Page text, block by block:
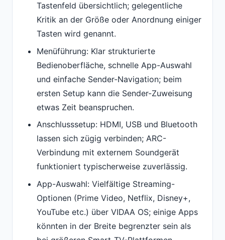
Tastenfeld übersichtlich; gelegentliche
Kritik an der Größe oder Anordnung einiger
Tasten wird genannt.
Menüführung: Klar strukturierte
Bedienoberfläche, schnelle App-Auswahl
und einfache Sender-Navigation; beim
ersten Setup kann die Sender-Zuweisung
etwas Zeit beanspruchen.
Anschlusssetup: HDMI, USB und Bluetooth
lassen sich zügig verbinden; ARC-
Verbindung mit externem Soundgerät
funktioniert typischerweise zuverlässig.
App-Auswahl: Vielfältige Streaming-
Optionen (Prime Video, Netflix, Disney+,
YouTube etc.) über VIDAA OS; einige Apps
könnten in der Breite begrenzter sein als